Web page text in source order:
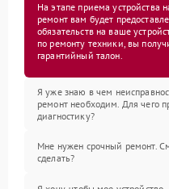
На этапе приема устройства
ремонт вам будет
обязательств на ваше
по ремонту техники, вы
гарантийный талон.
Я уже знаю в чем
ремонт необходим. Для чего
диагностику?
Мне нужен срочный ремонт.
сделать?